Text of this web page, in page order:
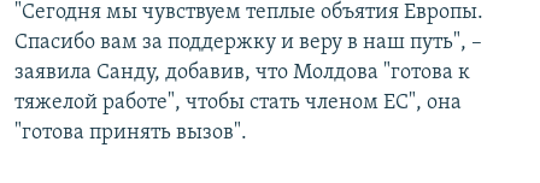
"Сегодня мы чувствуем теплые объятия Европы.
Спасибо вам за поддержку и веру в наш путь", –
заявила Санду, добавив, что Молдова "готова к
тяжелой работе", чтобы стать членом ЕС", она
"готова принять вызов".